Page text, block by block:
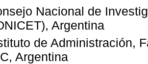
Nacional de
Argentina
de Administración,
Argentina